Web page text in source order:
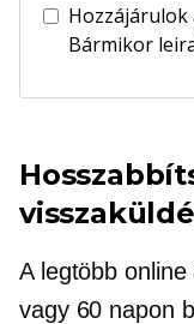
Hozzájárulok
Bármikor
A legtöbb
vagy 60 napon